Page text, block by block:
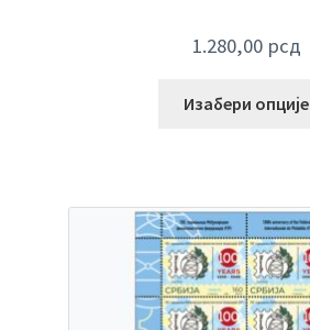
1.280,00 рсд
Изабери опције